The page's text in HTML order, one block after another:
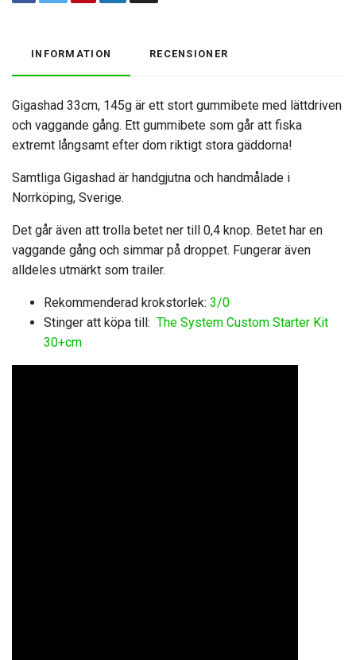
INFORMATION RECENSIONER
Gigashad 33cm, 145g är ett stort gummibete med lättdriven
och vaggande gång. Ett gummibete som går att fiska
extremt långsamt efter dom riktigt stora gäddorna!
Samtliga Gigashad är handgjutna och handmålade i
Norrköping, Sverige.
Det går även att trolla betet ner till 0,4 knop. Betet har en
vaggande gång och simmar på droppet. Fungerar även
alldeles utmärkt som trailer.
Rekommenderad krokstorlek: 3/0
Stinger att köpa till: The System Custom Starter Kit
30+cm